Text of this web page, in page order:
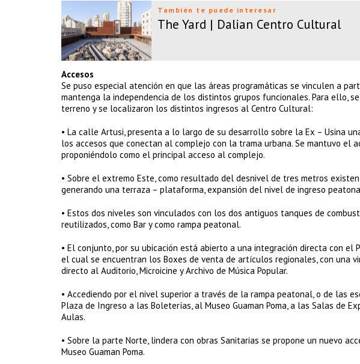
También te puede interesar
The Yard | Dalian Centro Cultural
Accesos
Se puso especial atención en que las áreas programáticas se vinculen a
mantenga la independencia de los distintos grupos funcionales. Para ello,
terreno y se localizaron los distintos ingresos al Centro Cultural:
• La calle Artusi, presenta a lo largo de su desarrollo sobre la Ex – Usina
los accesos que conectan al complejo con la trama urbana. Se mantuvo el
proponiéndolo como el principal acceso al complejo.
• Sobre el extremo Este, como resultado del desnivel de tres metros
generando una terraza – plataforma, expansión del nivel de ingreso
• Estos dos niveles son vinculados con los dos antiguos tanques de
reutilizados, como Bar y como rampa peatonal.
• El conjunto, por su ubicación está abierto a una integración directa con el
el cual se encuentran los Boxes de venta de artículos regionales, con una
directo al Auditorio, Microicine y Archivo de Música Popular.
• Accediendo por el nivel superior a través de la rampa peatonal, o de las
Plaza de Ingreso a las Boleterías, al Museo Guaman Poma, a las Salas de
Aulas.
• Sobre la parte Norte, lindera con obras Sanitarias se propone un nuevo
Museo Guaman Poma.